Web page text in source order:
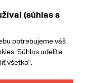
(súhlas s
potrebujeme váš
Súhlas udelíte
všetko".